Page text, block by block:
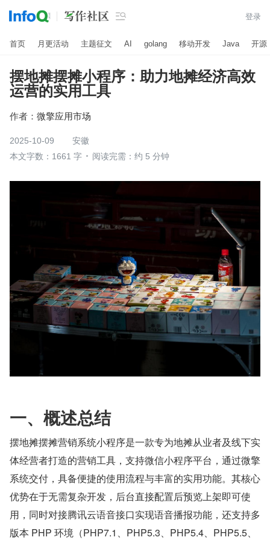
 登录
首页 月更活动 主题征文 AI golang 移动开发 Java 开源
摆地摊摆摊小程序：助力地摊经济高效
运营的实用工具
作者： 微擎应用市场
2025-10-09
安徽
本文字数：1661 字
阅读完需：约 5 分钟
一、概述总结
摆地摊摆摊营销系统小程序是一款专为地摊从业者及线下实
体经营者打造的营销工具，支持微信小程序平台，通过微擎
系统交付，具备便捷的使用流程与丰富的实用功能。其核心
优势在于无需复杂开发，后台直接配置后预览上架即可使
用，同时对接腾讯云语音接口实现语音播报功能，还支持多
版本 PHP 环境（PHP7.1、PHP5.3、PHP5.4、PHP5.5、